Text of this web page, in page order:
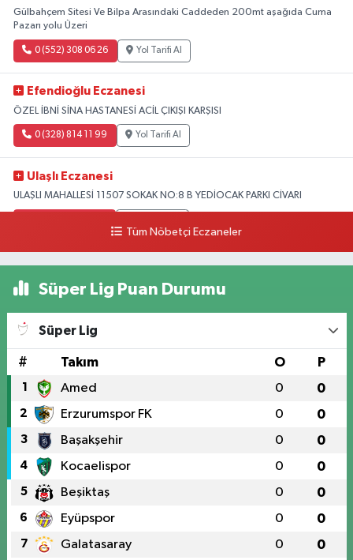
Gülbahçem Sitesi Ve Bilpa Arasındaki Caddeden 200mt aşağıda Cuma
Pazarı yolu Üzeri
0 (552) 308 06 26 Yol Tarifi Al
Efendioğlu Eczanesi
ÖZEL İBNİ SİNA HASTANESİ ACİL ÇIKIŞI KARŞISI
0 (328) 814 11 99 Yol Tarifi Al
Ulaşlı Eczanesi
ULAŞLI MAHALLESİ 11507 SOKAK NO:8 B YEDİOCAK PARKI CİVARI
Tüm Nöbetçi Eczaneler
Süper Lig Puan Durumu
Süper Lig
# Takım O P
1 Amed 0 0
2 Erzurumspor FK 0 0
3 Başakşehir 0 0
4 Kocaelispor 0 0
5 Beşiktaş 0 0
6 Eyüpspor 0 0
7 Galatasaray 0 0